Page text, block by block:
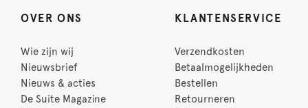
OVER ONS
Wie zijn wij
Nieuwsbrief
Nieuws & acties
De Suite Magazine
KLANTENSERVICE
Verzendkosten
Betaalmogelijkheden
Bestellen
Retourneren